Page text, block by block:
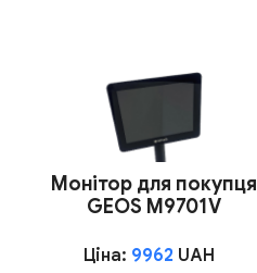
Монітор для покупця
GEOS M9701V
Ціна: 9962 UAH